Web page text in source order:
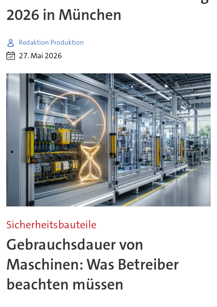
2026 in München
Redaktion Produktion
27. Mai 2026
Sicherheitsbauteile
Gebrauchsdauer von
Maschinen: Was Betreiber
beachten müssen